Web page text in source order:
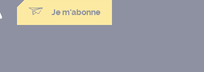
Je m'abonne